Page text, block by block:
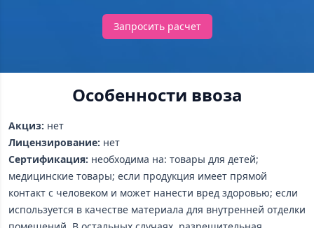
Запросить расчет
Особенности ввоза
Акциз: нет
Лицензирование: нет
Сертификация: необходима на: товары для детей;
медицинские товары; если продукция имеет прямой
контакт с человеком и может нанести вред здоровью; если
используется в качестве материала для внутренней отделки